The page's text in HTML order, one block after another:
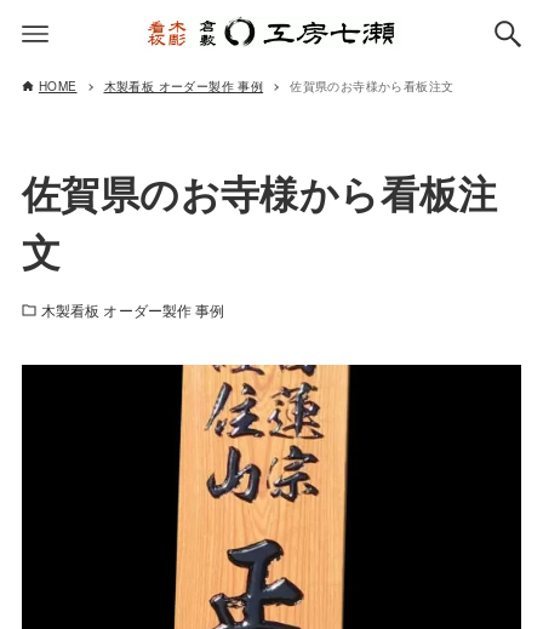
HOME 木製看板 オーダー製作 事例 佐賀県のお寺様から看板注文
佐賀県のお寺様から看板注
文
木製看板 オーダー製作 事例